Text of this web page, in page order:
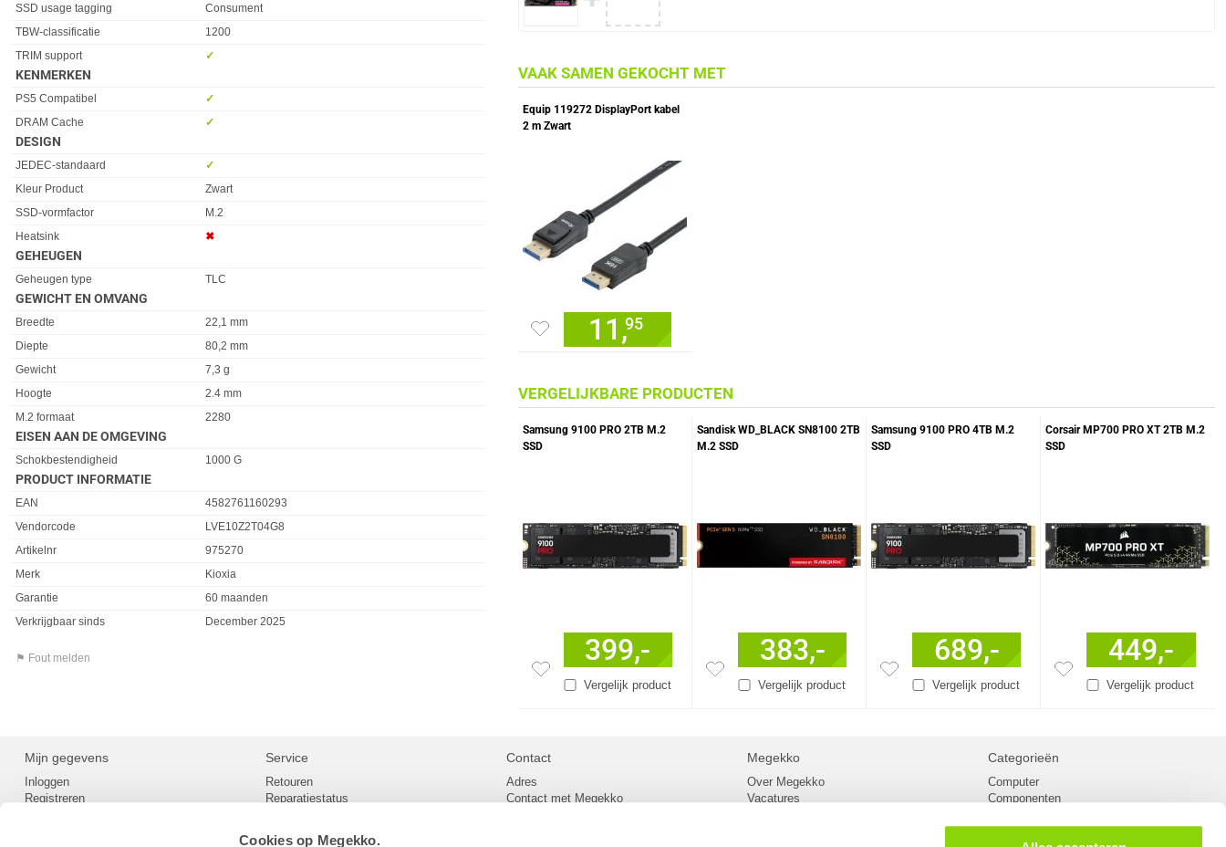
Cookies op Megekko.
SSD usage tagging
Consument
TBW-classificatie
1200
TRIM support
✓︎
KENMERKEN
Eigenschap Waarde
PS5 Compatibel
✓︎
DRAM Cache
✓︎
DESIGN
Eigenschap Waarde
JEDEC-standaard
✓︎
Kleur Product
Zwart
SSD-vormfactor
M.2
Heatsink
✖︎
GEHEUGEN
Eigenschap Waarde
Geheugen type TLC
GEWICHT EN OMVANG
Eigenschap
Breedte
22,1 mm
Diepte
80,2 mm
Gewicht
7,3 g
Hoogte
2.4 mm
M.2 formaat
2280
EISEN AAN DE OMGEVING
Eigenschap Waarde
Schokbestendigheid 1000 G
PRODUCT INFORMATIE
EAN
4582761160293
Vendorcode
LVE10Z2T04G8
Artikelnr
975270
Merk
Kioxia
Garantie
60 maanden
Verkrijgbaar sinds
December 2025
⚑ Fout melden
VAAK SAMEN GEKOCHT MET
Equip 119272 DisplayPort kabel
2 m Zwart
11,95
VERGELIJKBARE PRODUCTEN
Samsung 9100 PRO 2TB M.2
SSD
Vergelijk product
399,-
Sandisk WD_BLACK SN8100 2TB
M.2 SSD
Vergelijk product
383,-
Samsung 9100 PRO 4TB M.2
SSD
Vergelijk product
689,-
Corsair MP700 PRO XT 2TB M.2
SSD
Vergelijk product
449,-
Mijn gegevens
Inloggen
Registreren
Service
Retouren
Reparatiestatus
Contact
Adres
Contact met Megekko
Megekko
Over Megekko
Vacatures
Categorieën
Computer
Componenten
Kabels